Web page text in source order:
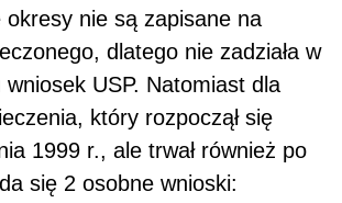
okresy nie są zapisane na
dlatego nie zadziała w
USP. Natomiast dla
który rozpoczął się
1999 r., ale trwał również po
się 2 osobne wnioski: